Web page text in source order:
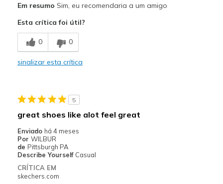
Breathe Well
Comfortable
Melhores utilizações
Going Out
Em resumo Sim, eu recomendaria a um amigo
Esta crítica foi útil?
0 0
sinalizar esta crítica
5
great shoes like alot feel great
Enviado há 4 meses
Por WILBUR
de Pittsburgh PA
Describe Yourself Casual
CRÍTICA EM
skechers.com